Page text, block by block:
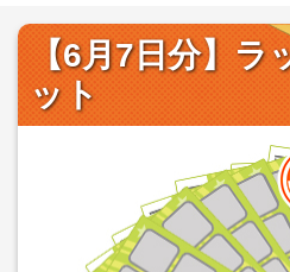
【6月7日分】ラ
ット